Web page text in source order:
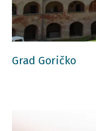
Grad Goričko